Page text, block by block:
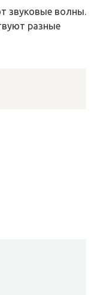
звуковые волны.
разные